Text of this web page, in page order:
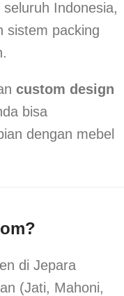
Indonesia,
sistem packing
custom design
bisa
dengan mebel
di Jepara
(Jati, Mahoni,